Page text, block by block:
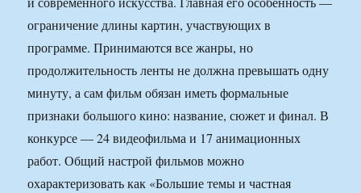
ограничение длины картин, участвующих в
программе. Принимаются все жанры, но
продолжительность ленты не должна превышать одну
минуту, а сам фильм обязан иметь формальные
признаки большого кино: название, сюжет и финал. В
конкурсе — 24 видеофильма и 17 анимационных
работ. Общий настрой фильмов можно
охарактеризовать как «Большие темы и частная